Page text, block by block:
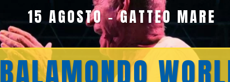
15 AGOSTO - GATTEO MARE
BALAMONDO